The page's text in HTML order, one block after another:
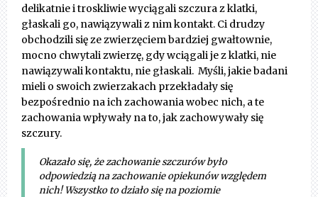
delikatnie i troskliwie wyciągali szczura z klatki,
głaskali go, nawiązywali z nim kontakt. Ci drudzy
obchodzili się ze zwierzęciem bardziej gwałtownie,
mocno chwytali zwierzę, gdy wciągali je z klatki, nie
nawiązywali kontaktu, nie głaskali. Myśli, jakie badani
mieli o swoich zwierzakach przekładały się
bezpośrednio na ich zachowania wobec nich, a te
zachowania wpływały na to, jak zachowywały się
szczury.
Okazało się, że zachowanie szczurów było
odpowiedzią na zachowanie opiekunów względem
nich! Wszystko to działo się na poziomie